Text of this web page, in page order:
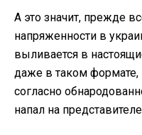
А это значит, прежде
напряженности в
выливается в
даже в таком формате,
согласно
напал на